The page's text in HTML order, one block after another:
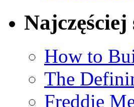
How to
The
Freddie